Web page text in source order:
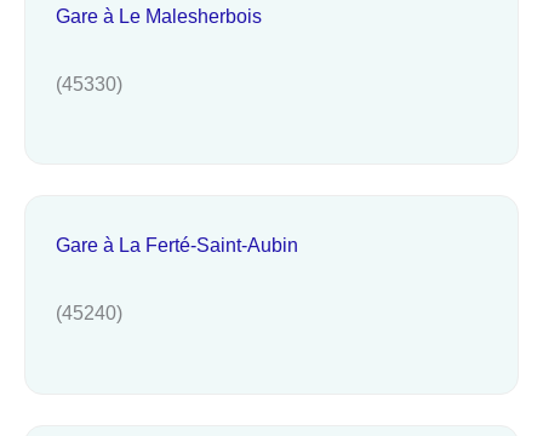
Gare à Le Malesherbois
(45330)
Gare à La Ferté-Saint-Aubin
(45240)